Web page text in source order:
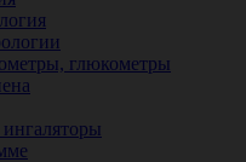
глюкометры